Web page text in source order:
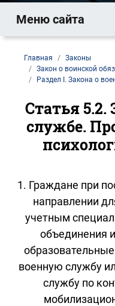
Меню сайта
Главная
Законы
Закон о воинской
Раздел I. Закона о
Статья 5.2.
службе.
1. Граждане при
направлении
учетным
объединения
военную службу
службу по